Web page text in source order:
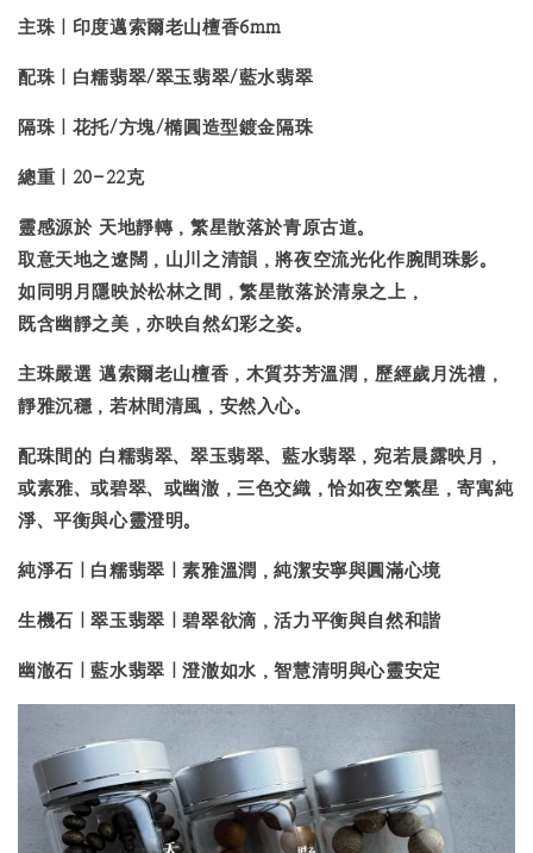
主珠｜印度邁索爾老山檀香6mm
配珠｜白糯翡翠/翠玉翡翠/藍水翡翠
隔珠｜花托/方塊/橢圓造型鍍金隔珠
總重 20-22克
靈感源於 天地靜轉，繁星散落於青原古道。
取意天地之遼闊，山川之清韻，將夜空流光化作腕間珠影。
如同明月隱映於松林之間，繁星散落於清泉之上，
既含幽靜之美，亦映自然幻彩之姿。
主珠嚴選 邁索爾老山檀香 ，木質芬芳溫潤，歷經歲月洗禮，
靜雅沉穩，若林間清風，安然入心。
配珠間的 白糯翡翠、翠玉翡翠、藍水翡翠 ，宛若晨露映月，
或素雅、或碧翠、或幽澈，三色交織，恰如夜空繁星，寄寓純
淨、平衡與心靈澄明。
純淨石｜白糯翡翠 ｜素雅溫潤，純潔安寧與圓滿心境
生機石｜翠玉翡翠 ｜碧翠欲滴，活力平衡與自然和諧
幽澈石｜藍水翡翠 ｜澄澈如水，智慧清明與心靈安定